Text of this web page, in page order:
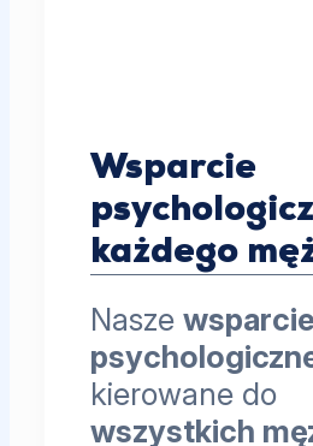
Wsparcie
każdego
Naszewsparcie
kierowane do
wszystkich